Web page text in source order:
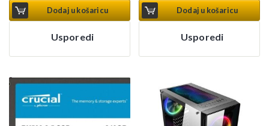
Dodaj u košaricu
Usporedi
Dodaj u košaricu
Usporedi